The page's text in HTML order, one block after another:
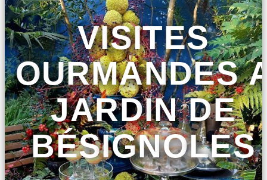
VISITES
JARDIN DE
BÉSIGNOLES